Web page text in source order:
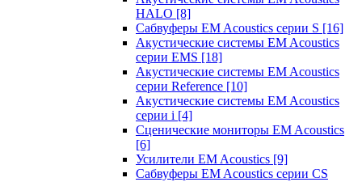
HALO [8]
Сабвуферы EM Acoustics серии S [16]
Акустические системы EM Acoustics
серии EMS [18]
Акустические системы EM Acoustics
серии Reference [10]
Акустические системы EM Acoustics
серии i [4]
Сценические мониторы EM Acoustics
[6]
Усилители EM Acoustics [9]
Сабвуферы EM Acoustics серии CS